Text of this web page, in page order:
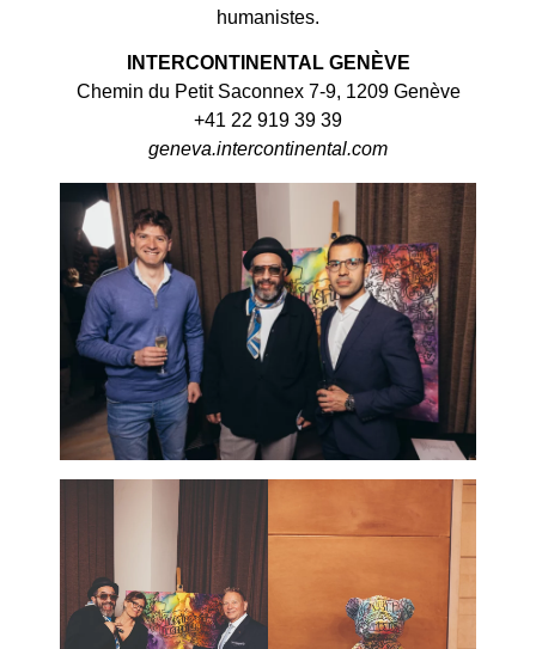
humanistes.
INTERCONTINENTAL GENÈVE
Chemin du Petit Saconnex 7-9, 1209 Genève
+41 22 919 39 39
geneva.intercontinental.com